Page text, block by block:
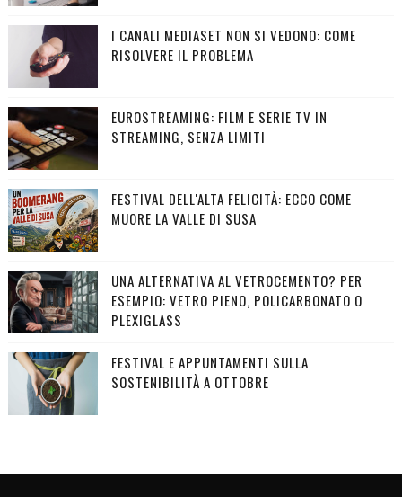
I CANALI MEDIASET NON SI VEDONO: COME
RISOLVERE IL PROBLEMA
EUROSTREAMING: FILM E SERIE TV IN
STREAMING, SENZA LIMITI
FESTIVAL DELL'ALTA FELICITÀ: ECCO COME
MUORE LA VALLE DI SUSA
UNA ALTERNATIVA AL VETROCEMENTO? PER
ESEMPIO: VETRO PIENO, POLICARBONATO O
PLEXIGLASS
FESTIVAL E APPUNTAMENTI SULLA
SOSTENIBILITÀ A OTTOBRE